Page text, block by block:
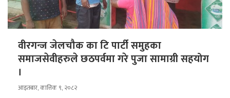
वीरगन्ज जेलचौक का टि पार्टी समुहका
समाजसेवीहरुले छठपर्वमा गरे पुजा सामाग्री सहयोग
।
आइतबार, कात्तिक ९, २०८२